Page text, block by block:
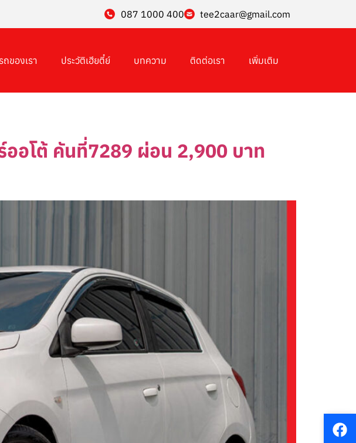
087 1000 400 tee2caar@gmail.com
ถของเรา ประวัติเฮียตี๋ย์ บทความ ติดต่อเรา เพิ่มเติม
ออโต้ คันที่7289 ผ่อน 2,900 บาท